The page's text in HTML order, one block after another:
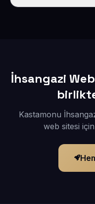
İhsangazi
Kastamonu
web sitesi